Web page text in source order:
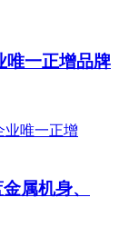
唯一正增品牌
属机身、